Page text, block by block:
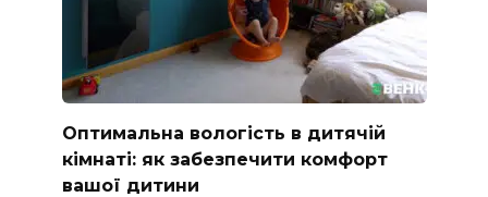
Оптимальна вологість в дитячій
кімнаті: як забезпечити комфорт
вашої дитини